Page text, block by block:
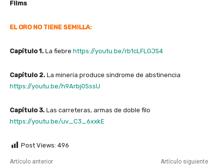
Films
EL ORO NO TIENE SEMILLA:
Capítulo 1. La fiebre https://youtu.be/rb1cLFLGJS4
Capítulo 2. La minería produce síndrome de abstinencia
https://youtu.be/h9Arbj0SssU
Capítulo 3. Las carreteras, armas de doble filo
https://youtu.be/uv_C3_6xxkE
Post Views: 496
Artículo anterior Artículo siguiente